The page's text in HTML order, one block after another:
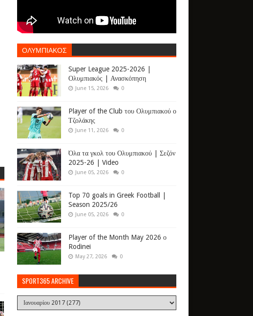
ΟΛΥΜΠΙΑΚΟΣ
Super League 2025-2026 |
Ολυμπιακός | Ανασκόπηση
June 15, 2026 0
Player of the Club του Ολυμπιακού ο
Τζολάκης
June 11, 2026 0
Όλα τα γκολ του Ολυμπιακού | Σεζόν
2025-26 | Video
June 05, 2026 0
Top 70 goals in Greek Football |
Season 2025/26
June 05, 2026 0
Player of the Month May 2026 ο
Rodinei
May 27, 2026 0
SPORT365 ARCHIVE